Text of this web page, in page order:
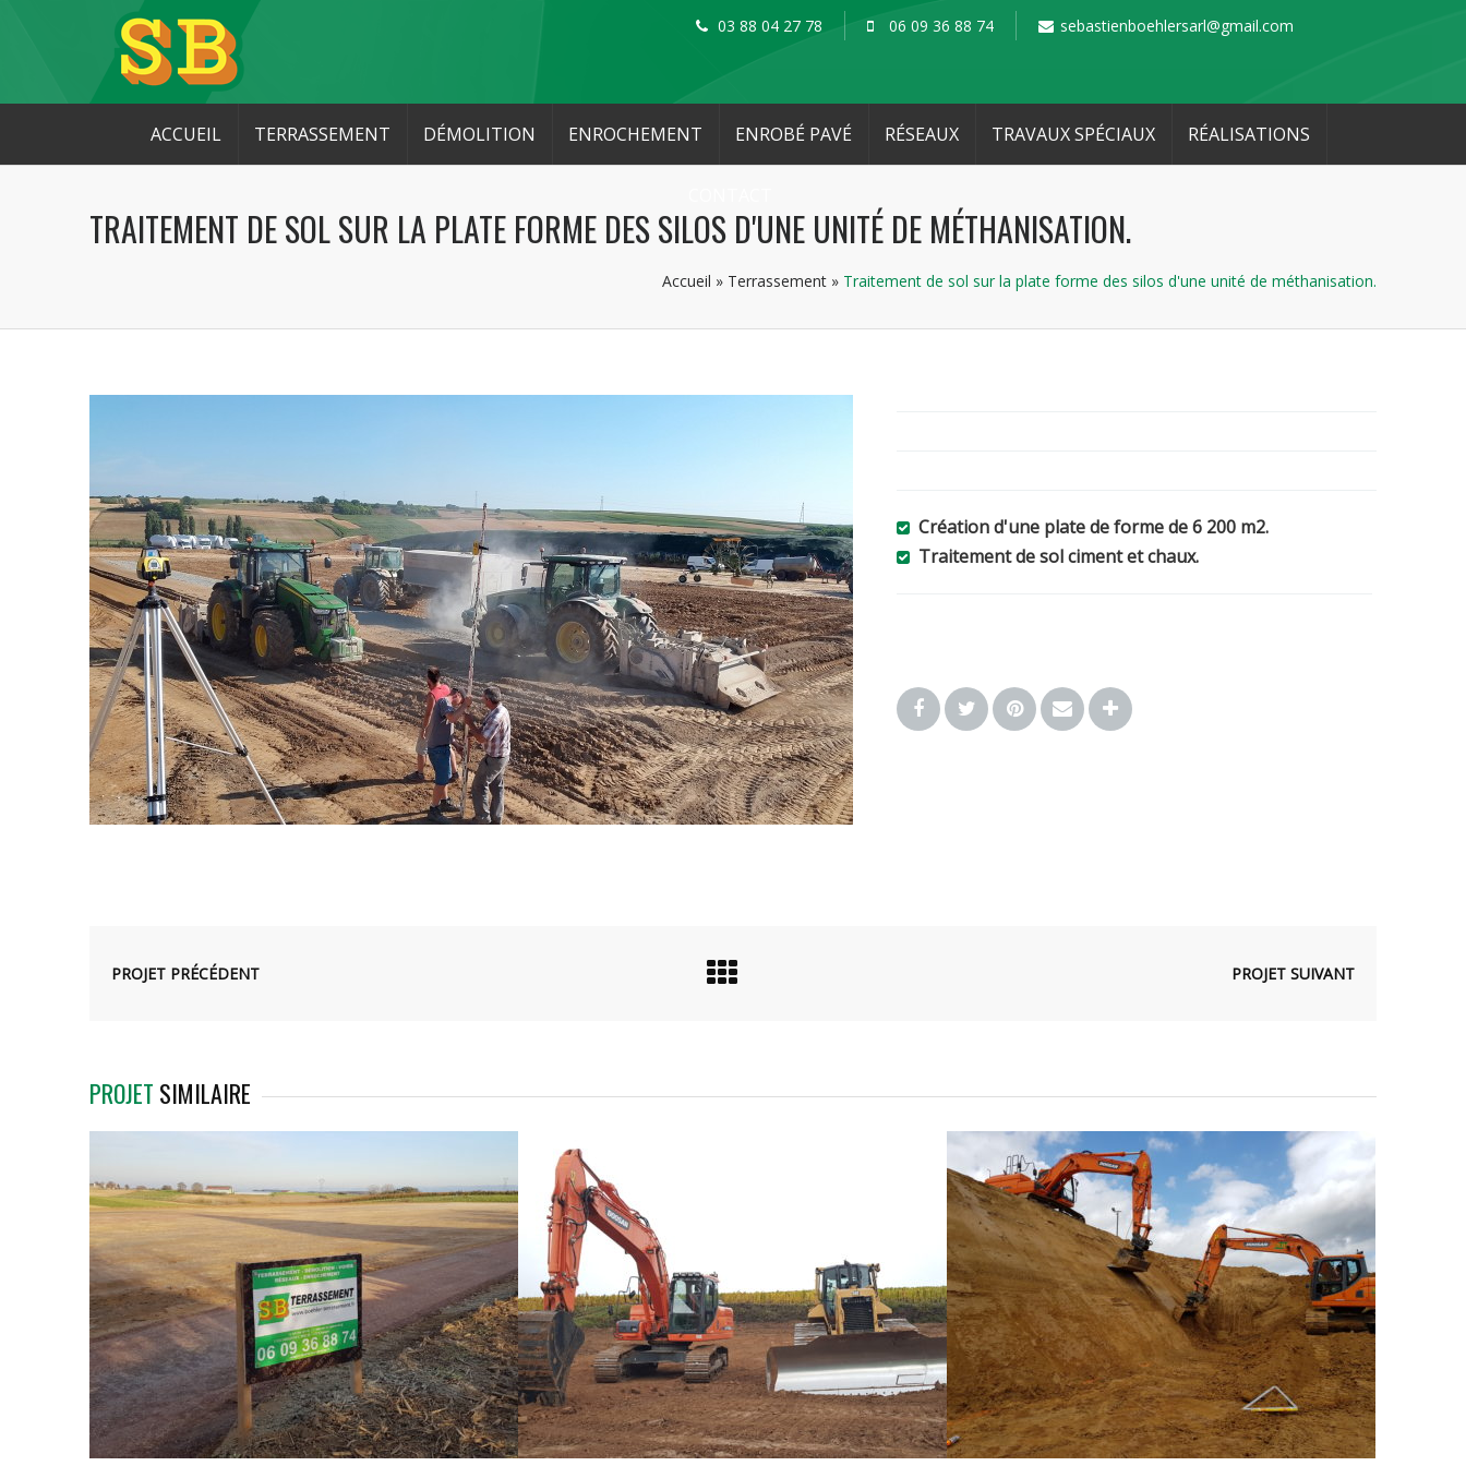
03 88 04 27 78 06 09 36 88 74 sebastienboehlersarl@gmail.com
ACCUEIL TERRASSEMENT DÉMOLITION ENROCHEMENT ENROBÉ PAVÉ RÉSEAUX TRAVAUX SPÉCIAUX RÉALISATIONS
TRAITEMENT DE SOL SUR LA PLATE FORME DES SILOS D'UNE UNITÉ DE MÉTHANISATION.
Accueil » Terrassement » Traitement de sol sur la plate forme des silos d'une unité de méthanisation.
Création d'une plate de forme de 6 200 m2.
Traitement de sol ciment et chaux.
PROJET PRÉCÉDENT PROJET SUIVANT
PROJET SIMILAIRE